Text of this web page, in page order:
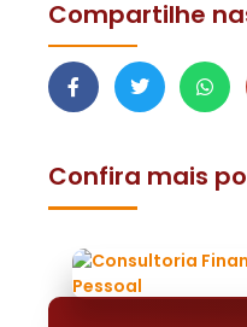
Compartilhe
Confira mais